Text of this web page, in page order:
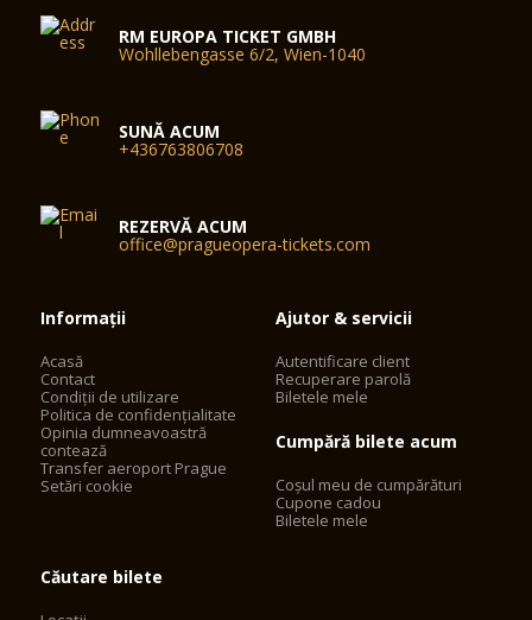
RM EUROPA TICKET GMBH
Wohllebengasse 6/2, Wien-1040
SUNĂ ACUM
+436763806708
REZERVĂ ACUM
office@pragueopera-tickets.com
Informații
Acasă
Contact
Condiții de utilizare
Politica de confidențialitate
Opinia dumneavoastră
contează
Transfer aeroport Prague
Setări cookie
Ajutor & servicii
Autentificare client
Recuperare parolă
Biletele mele
Cumpără bilete acum
Coșul meu de cumpărături
Cupone cadou
Biletele mele
Căutare bilete